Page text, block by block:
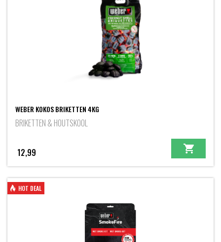
WEBER KOKOS BRIKETTEN 4KG
BRIKETTEN & HOUTSKOOL
12,99
HOT DEAL